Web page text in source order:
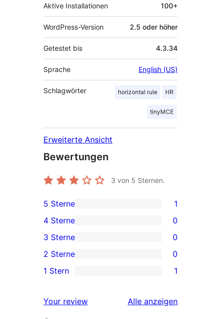
Aktive Installationen 100+
WordPress-Version 2.5 oder höher
Getestet bis 4.3.34
Sprache English (US)
Schlagwörter horizontal rule HR
tinyMCE
Erweiterte Ansicht
Bewertungen
3 von 5 Sternen.
1 5-
Sterne-
Rezension
5 Sterne 1
0 4-
Sterne-
Rezensionen
4 Sterne 0
0 3-
Sterne-
Rezensionen
3 Sterne 0
0 2-
Sterne-
2 Sterne 0
1 1-
Rezension
1 Stern 1
Your review Alle Rezensionen
anzeigen